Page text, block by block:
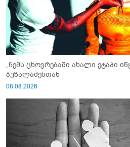
„ჩემს ცხოვრებაში ახალი ეტაპი
ბუზალაძესთან
08.08.2026